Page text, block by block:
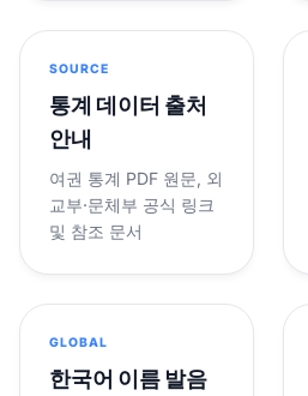
SOURCE
통계 데이터 출처
안내
여권 통계 PDF 원문, 외
교부·문체부 공식 링크
및 참조 문서
GLOBAL
한국어 이름 발음